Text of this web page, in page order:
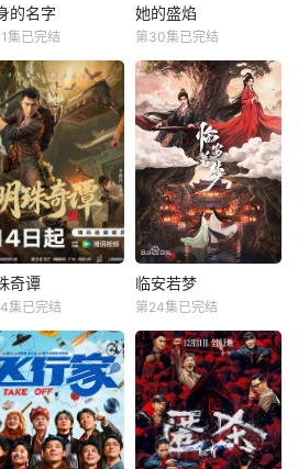
魔力歌先生，一
充满未知与惊喜
【嘿叭电影-高清
频
身的名字
刘雅瑟
剧改编自豆瓣阅
连载小说《隐身
名字》，作者易
【嘿叭电影-高清
频免费在线观
】
的名字
集已完结
她的盛焰
袁姗姗
三年前，数学天才
饶雨瓷被闺蜜兼创
业合伙人白靓靓设
计构陷，因‘药物成
瘾’袭击母亲，被家
人强制送进了心康
治疗中心接受治
疗，而白靓靓靠卖
掉两人创办的公
司，成为历森集团
情、爱情、事业悉
数从她的
她的盛焰
第30集已完结
珠奇谭
李艺彤
双绣花鞋拉开了
物专家陈友熙的
险序幕，四人冒
队在寻找灵霄珠
路上数次与盗墓
奇谭
集已完结
临安若梦
白川
出品公司：中视天
鸿 开机时间：
7月末
临安若梦
第24集已完结